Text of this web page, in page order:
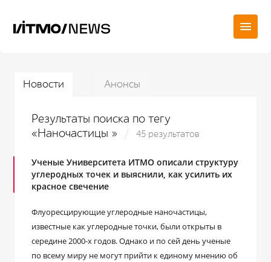
Новости Анонсы
Результаты поиска по тегу
«Наночастицы »
45 результатов
Ученые Университета ИТМО описали структуру
углеродных точек и выяснили, как усилить их
красное свечение
Флуоресцирующие углеродные наночастицы,
известные как углеродные точки, были открыты в
середине 2000-х годов. Однако и по сей день ученые
по всему миру не могут прийти к единому мнению об